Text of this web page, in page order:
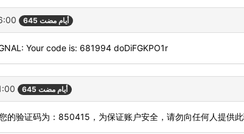
645 أيام مضت
Your code is: 681994 doDiFGKPO1r
645 أيام مضت
的验证码为：850415，为保证账户安全，请勿向任何人提供此